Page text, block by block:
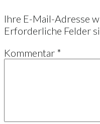
Ihre E-Mail-Adresse
Erforderliche Felder
Kommentar *